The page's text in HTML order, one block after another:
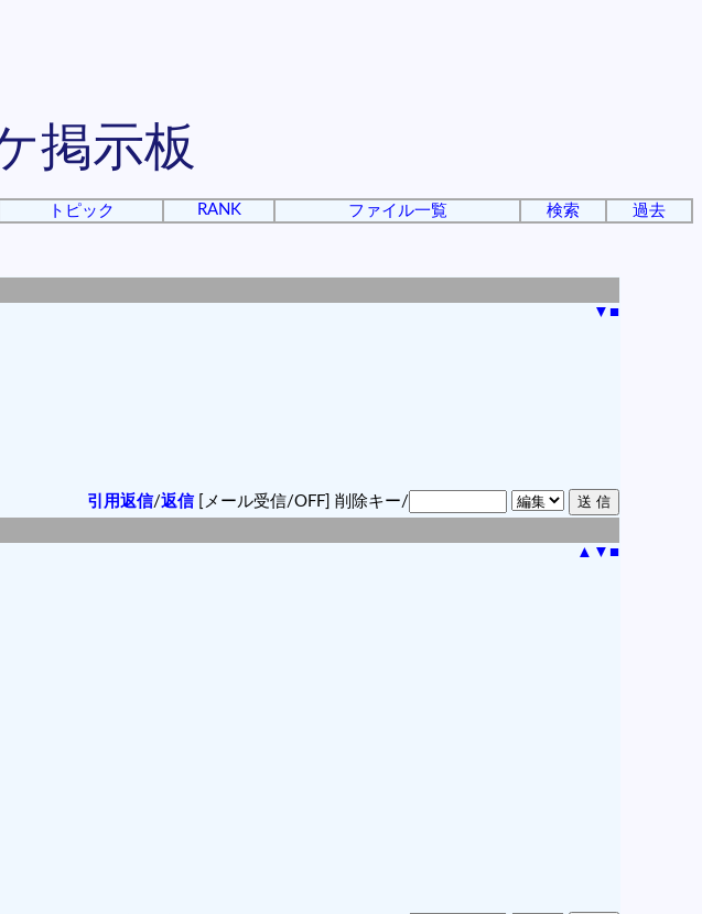
掲示板
トピック RANK ファイル一覧 検索 過去
▼ ■
引用返信/返信[メール受信/OFF] 削除キー/
▲ ▼ ■